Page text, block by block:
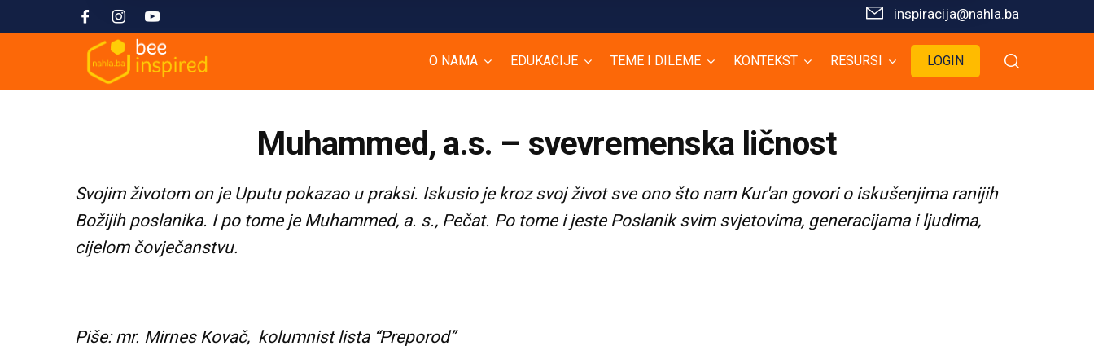
inspiracija@nahla.bа
O NAMA EDUKACIJE TEME I DILEME KONTEKST RESURSI LOGIN
Muhammed, a.s. – svevremenska ličnost
Svojim životom on je Uputu pokazao u praksi. Iskusio je kroz svoj život sve ono što nam Kur'an govori o iskušenjima ranijih
Božijih poslanika. I po tome je Muhammed, a. s., Pečat. Po tome i jeste Poslanik svim svjetovima, generacijama i ljudima,
cijelom čovječanstvu.
Piše: mr. Mirnes Kovač, kolumnist lista “Preporod”